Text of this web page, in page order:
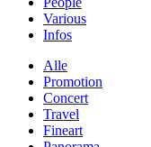
Various
Infos
Alle
Promotion
Concert
Travel
Fineart